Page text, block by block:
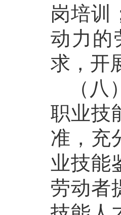
岗培训
动力的
求，开
（八
职业技
准，充
业技能
劳动者